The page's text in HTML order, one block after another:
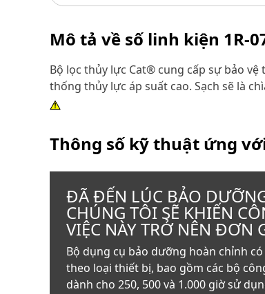
Mô tả về số linh kiện 1R-
Bộ lọc thủy lực Cat® cung cấp sự bảo
thống thủy lực áp suất cao. Sạch sẽ là
Thông số kỹ thuật ứng
ĐÃ ĐẾN LÚC BẢO
CHÚNG TÔI SẼ KHIẾN
VIỆC NÀY TRỞ NÊN ĐƠN
Bộ dụng cụ bảo dưỡng hoàn chỉnh có
theo loại thiết bị, bao gồm các bộ
dành cho 250, 500 và 1.000 giờ sử